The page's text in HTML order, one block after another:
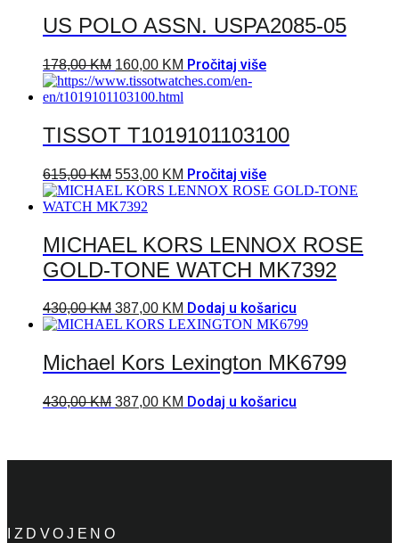
US POLO ASSN. USPA2085-05
178,00KM 160,00 KM Pročitaj više
TISSOT T1019101103100
615,00KM 553,00 KM Pročitaj više
MICHAEL KORS LENNOX ROSE
GOLD-TONE WATCH MK7392
430,00KM 387,00 KM Dodaj u košaricu
Michael Kors Lexington MK6799
430,00KM 387,00 KM Dodaj u košaricu
IZDVOJENO